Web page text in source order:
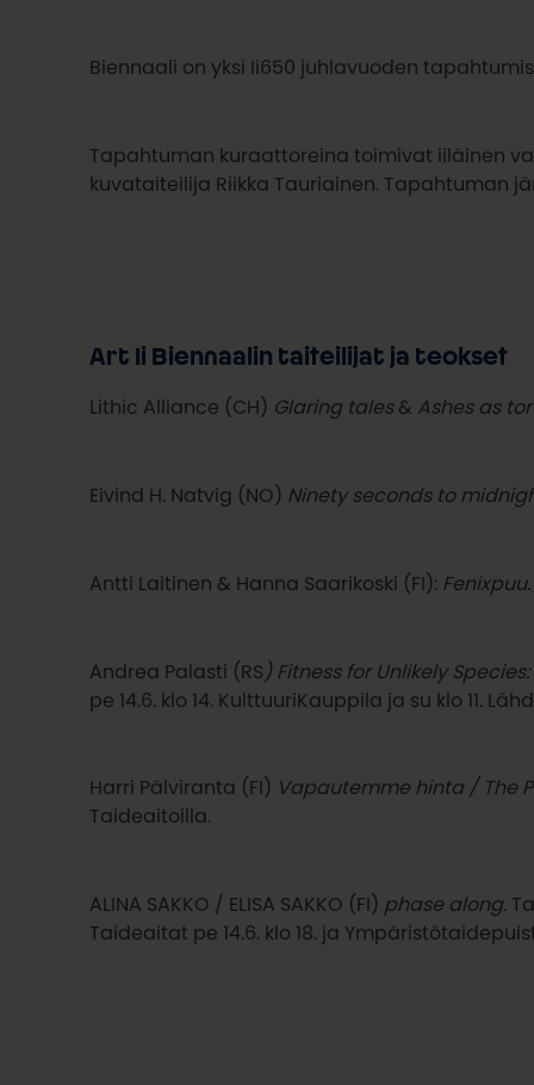
Biennaali on yksi Ii650 juhlavuoden
Tapahtuman kuraattoreina toimivat iiläinen
kuvataiteilija Riikka Tauriainen. Tapahtuman
Art Ii Biennaalin taiteilijat ja teokset
Lithic Alliance (CH) Glaring tales& Ashes as
Eivind H. Natvig (NO) Ninety seconds to
Antti Laitinen & Hanna Saarikoski (FI): Fenixpuu.
Andrea Palasti (RS ) Fitness for Unlikely
pe 14.6. klo 14. KulttuuriKauppila ja su klo 11.
Harri Pälviranta (FI) Vapautemme hinta / The
Taideaitoilla.
ALINA SAKKO / ELISA SAKKO (FI) phase along.
Taideaitat pe 14.6. klo 18. ja